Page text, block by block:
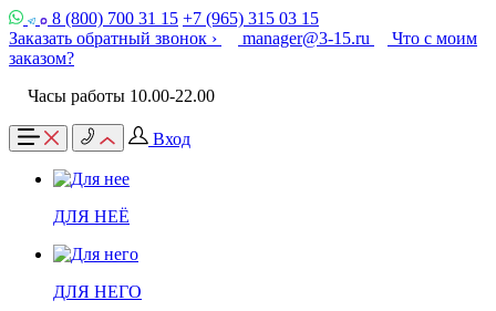
8 (800) 700 31 15 +7 (965) 315 03 15
Заказать обратный звонок ›
manager@3-15.ru
Что с моим
заказом?
Часы работы 10.00-22.00
Вход
ДЛЯ НЕЁ
ДЛЯ НЕГО